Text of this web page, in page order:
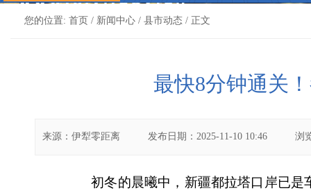
您的位置: 首页 / 新闻中心 / 县市动态 / 正文
最快8分钟通关
来源： 伊犁零距离 发布日期： 2025-11-10 10:46 浏
初冬的晨曦中，新疆都拉塔口岸已